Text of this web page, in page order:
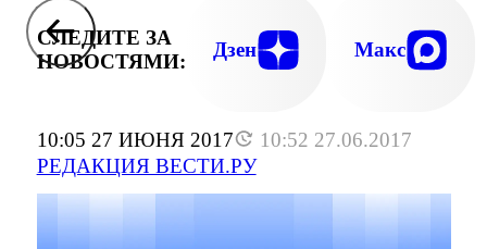
10:05 27 ИЮНЯ 2017
10:52 27.06.2017
РЕДАКЦИЯ ВЕСТИ.РУ
СЛЕДИТЕ ЗА
НОВОСТЯМИ:
Дзен Макс